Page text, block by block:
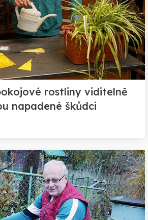
rostliny viditelně
napadené škůdci